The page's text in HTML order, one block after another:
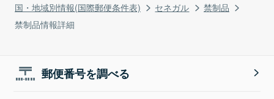
国・地域別情報(国際郵便条件表)
セネガル
禁制品
禁制品情報詳細
郵便番号を調べる